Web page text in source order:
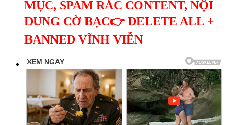
MỤC, SPAM RÁC CONTENT, NỘI
DUNG CỜ BẠC👉 DELETE ALL +
BANNED VĨNH VIỄN